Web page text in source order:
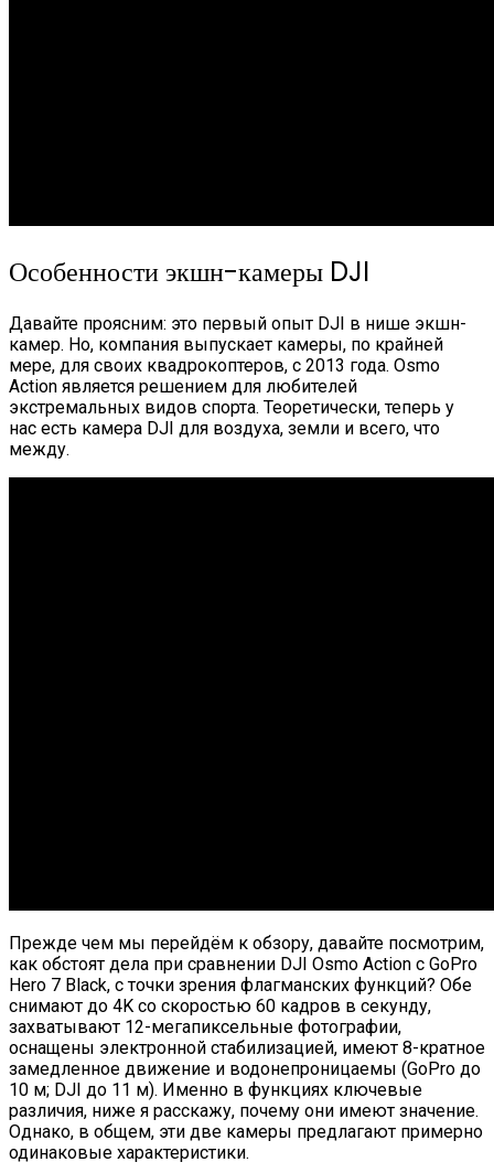
Особенности экшн-камеры DJI
Давайте проясним: это первый опыт DJI в нише экшн-
камер. Но, компания выпускает камеры, по крайней
мере, для своих квадрокоптеров, с 2013 года. Osmo
Action является решением для любителей
экстремальных видов спорта. Теоретически, теперь у
нас есть камера DJI для воздуха, земли и всего, что
между.
Прежде чем мы перейдём к обзору, давайте посмотрим,
как обстоят дела при сравнении DJI Osmo Action с GoPro
Hero 7 Black, с точки зрения флагманских функций? Обе
снимают до 4K со скоростью 60 кадров в секунду,
захватывают 12-мегапиксельные фотографии,
оснащены электронной стабилизацией, имеют 8-кратное
замедленное движение и водонепроницаемы (GoPro до
10 м; DJI до 11 м). Именно в функциях ключевые
различия, ниже я расскажу, почему они имеют значение.
Однако, в общем, эти две камеры предлагают примерно
одинаковые характеристики.